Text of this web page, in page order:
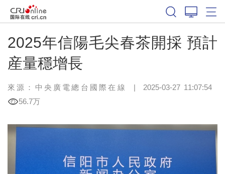
2025年信陽毛尖春茶開採 預計
産量穩增長
來源：中央廣電總台國際在線 | 2025-03-27 11:07:54
56.7万